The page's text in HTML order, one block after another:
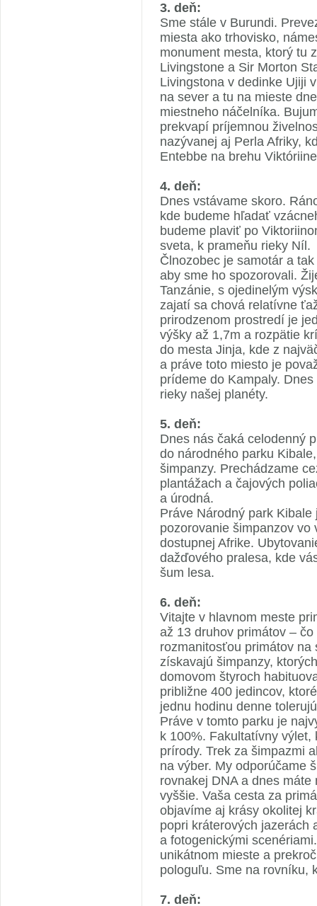
3. deň:
Sme stále v Burundi.
miesta ako trhovisko,
monument mesta, ktorý tu
Livingstone a Sir Morton
Livingstona v dedinke Ujiji
na sever a tu na mieste
miestneho náčelníka.
prekvapí príjemnou
nazývanej aj Perla Afriky,
Entebbe na brehu
4. deň:
Dnes vstávame skoro.
kde budeme hľadať
budeme plaviť po
sveta, k prameňu rieky Níl.
Člnozobec je samotár a
aby sme ho spozorovali.
Tanzánie, s ojedinelým
zajatí sa chová relatívne
prirodzenom prostredí je
výšky až 1,7m a rozpätie
do mesta Jinja, kde z
a práve toto miesto je
prídeme do Kampaly.
rieky našej planéty.
5. deň:
Dnes nás čaká celodenný
do národného parku
šimpanzy. Prechádzame
plantážach a čajových
a úrodná.
Práve Národný park
pozorovanie šimpanzov
dostupnej Afrike.
dažďového pralesa, kde
šum lesa.
6. deň:
Vitajte v hlavnom meste
až 13 druhov primátov –
rozmanitosťou primátov
získavajú šimpanzy,
domovom štyroch
približne 400 jedincov,
jednu hodinu denne
Práve v tomto parku je
k 100%. Fakultatívny
prírody. Trek za šimpazmi
na výber. My odporúčame
rovnakej DNA a dnes
vyššie. Vaša cesta za
objavíme aj krásy okolitej
popri kráterových jazerách
a fotogenickými
unikátnom mieste a
pologuľu. Sme na rovníku,
7. deň: